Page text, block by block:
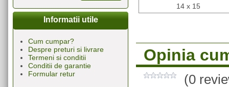
Informatii utile
Cum cumpar?
Despre preturi si livrare
Termeni si conditii
Conditii de garantie
Formular retur
14 x 15
Opinia
(0